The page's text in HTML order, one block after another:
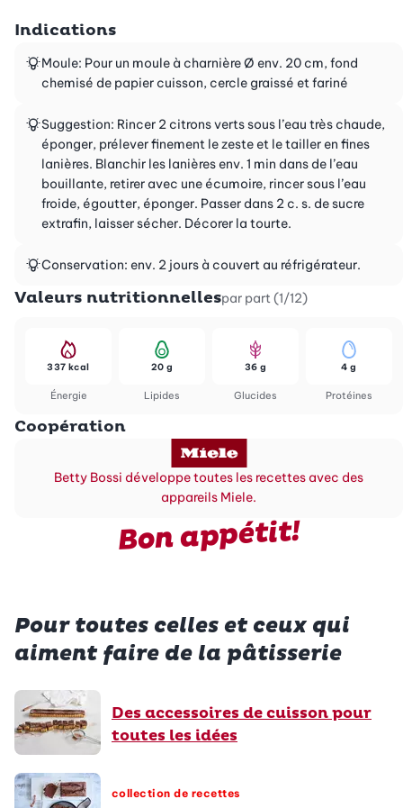
Indications
Moule: Pour un moule à charnière Ø env. 20 cm, fond
chemisé de papier cuisson, cercle graissé et fariné
Suggestion: Rincer 2 citrons verts sous l’eau très chaude,
éponger, prélever finement le zeste et le tailler en fines
lanières. Blanchir les lanières env. 1 min dans de l’eau
bouillante, retirer avec une écumoire, rincer sous l’eau
froide, égoutter, éponger. Passer dans 2 c. s. de sucre
extrafin, laisser sécher. Décorer la tourte.
Conservation: env. 2 jours à couvert au réfrigérateur.
Valeurs nutritionnellespar part (1/12)
Énergie
337 kcal
Lipides
20 g
Glucides
36 g
Protéines
4 g
Coopération
Betty Bossi développe toutes les recettes avec des
appareils Miele.
Bon appétit!
Pour toutes celles et ceux qui
aiment faire de la pâtisserie
Des accessoires de cuisson pour
toutes les idées
collection de recettes